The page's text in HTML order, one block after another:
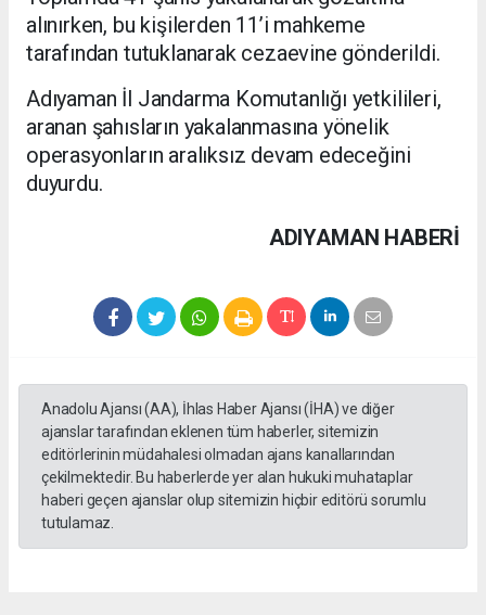
alınırken, bu kişilerden 11’i mahkeme
tarafından tutuklanarak cezaevine gönderildi.
Adıyaman İl Jandarma Komutanlığı yetkilileri,
aranan şahısların yakalanmasına yönelik
operasyonların aralıksız devam edeceğini
duyurdu.
ADIYAMAN HABERİ
Anadolu Ajansı (AA), İhlas Haber Ajansı (İHA) ve diğer
ajanslar tarafından eklenen tüm haberler, sitemizin
editörlerinin müdahalesi olmadan ajans kanallarından
çekilmektedir. Bu haberlerde yer alan hukuki muhataplar
haberi geçen ajanslar olup sitemizin hiçbir editörü sorumlu
tutulamaz.